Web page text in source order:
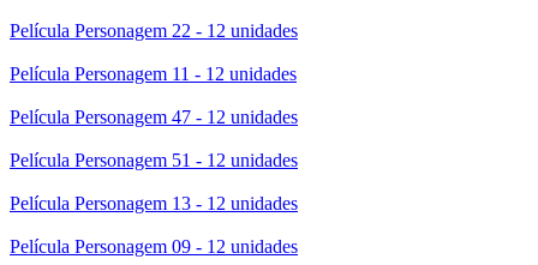
Película Personagem 22 - 12 unidades
Película Personagem 11 - 12 unidades
Película Personagem 47 - 12 unidades
Película Personagem 51 - 12 unidades
Película Personagem 13 - 12 unidades
Película Personagem 09 - 12 unidades